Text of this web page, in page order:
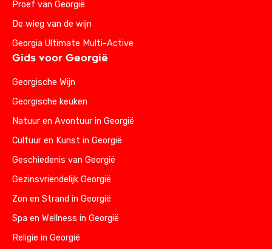
Proef van Georgië
De wieg van de wijn
Georgia Ultimate Multi-Active
Gids voor Georgië
Georgische Wijn
Georgische keuken
Natuur en Avontuur in Georgië
Cultuur en Kunst in Georgië
Geschiedenis van Georgië
Gezinsvriendelijk Georgië
Zon en Strand in Georgië
Spa en Wellness in Georgië
Religie in Georgië